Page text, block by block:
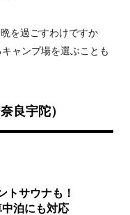
を過ごすわけですか
ャンプ場を選ぶことも
良宇陀）
サウナも！
泊にも対応